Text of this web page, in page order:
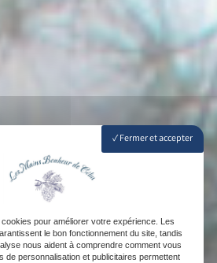
Fermer et accepter
pour améliorer votre expérience. Les
le bon fonctionnement du site, tandis
nous aident à comprendre comment vous
de personnalisation et publicitaires permettent